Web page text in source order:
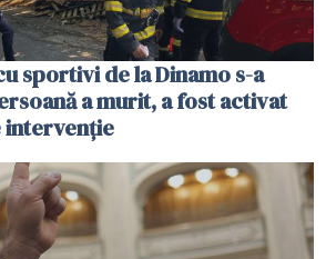
sportivi de la Dinamo s-a
a murit, a fost activat
intervenție